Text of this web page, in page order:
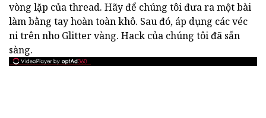
vòng lặp của thread. Hãy để chúng tôi đưa ra một bài
làm bằng tay hoàn toàn khô. Sau đó, áp dụng các véc
ni trên nho Glitter vàng. Hack của chúng tôi đã sẵn
sàng.